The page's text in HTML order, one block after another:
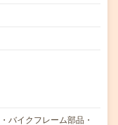
バイクフレーム部品・